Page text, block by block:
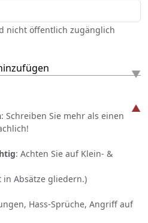
nicht öffentlich zugänglich
: Schreiben Sie mehr als einen
: Achten Sie auf Klein- &
in Absätze gliedern.)
Hass-Sprüche, Angriff auf